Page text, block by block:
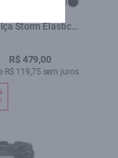
Storm Elastic
R$ 479,00
R$ 119,75 sem juros